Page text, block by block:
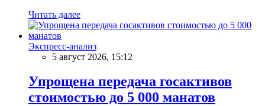
Читать далее
Экспресс-анализ
5 август 2026, 15:12
Упрощена передача госактивов
стоимостью до 5 000 манатов